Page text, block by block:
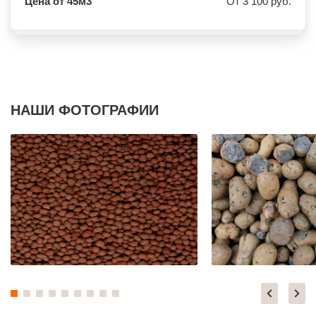
ВЕРЕЯ
ВОСКРЕСЕНСК
ВОСТОЧНЫЙ
ВОСХОД
ВЫСОКОВСК
ГАЗОПРОВОД
ГЛАГОЛЕВО
ГЛЕБОВСКИЙ
ГОЛИЦИНО
ГОРКИ ЛЕНИНСКИЕ
ГОРКИ-10
ДАВЫДОВО
ДЕДЕНЕВО
ДЕДОВСК
ДЕМИХОВО
ДОЛГОПРУДНЫЙ
КИНЕЛЬ
НЕФТЕКАМСК
БОГОРОДСК
АРТЕМ
ГОРЯЧИЙ КЛЮЧ
БОРОВИЧИ
ХАНТЫ МАНСИЙСК
ДМИТРИЕВ
ПЕТРОПАВЛОВСК КАМЧАТСКИЙ
АПШЕРОНСК
ВЕЛИКИЕ ЛУКИ
ЛОМОНОСОВ
НАШИ ФОТОГРАФИИ